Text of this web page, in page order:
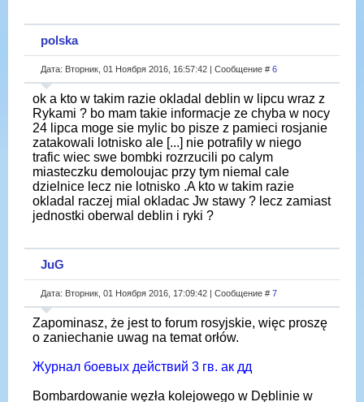
polska
Дата: Вторник, 01 Ноября 2016, 16:57:42 | Сообщение # 6
ok a kto w takim razie okladal deblin w lipcu wraz z
Rykami ? bo mam takie informacje ze chyba w nocy
24 lipca moge sie mylic bo pisze z pamieci rosjanie
zatakowali lotnisko ale [...] nie potrafily w niego
trafic wiec swe bombki rozrzucili po calym
miasteczku demoloujac przy tym niemal cale
dzielnice lecz nie lotnisko .A kto w takim razie
okladal raczej mial okladac Jw stawy ? lecz zamiast
jednostki oberwal deblin i ryki ?
JuG
Дата: Вторник, 01 Ноября 2016, 17:09:42 | Сообщение # 7
Zapominasz, że jest to forum rosyjskie, więc proszę
o zaniechanie uwag na temat orłów.
Журнал боевых действий 3 гв. ак дд
Bombardowanie węzła kolejowego w Dęblinie w